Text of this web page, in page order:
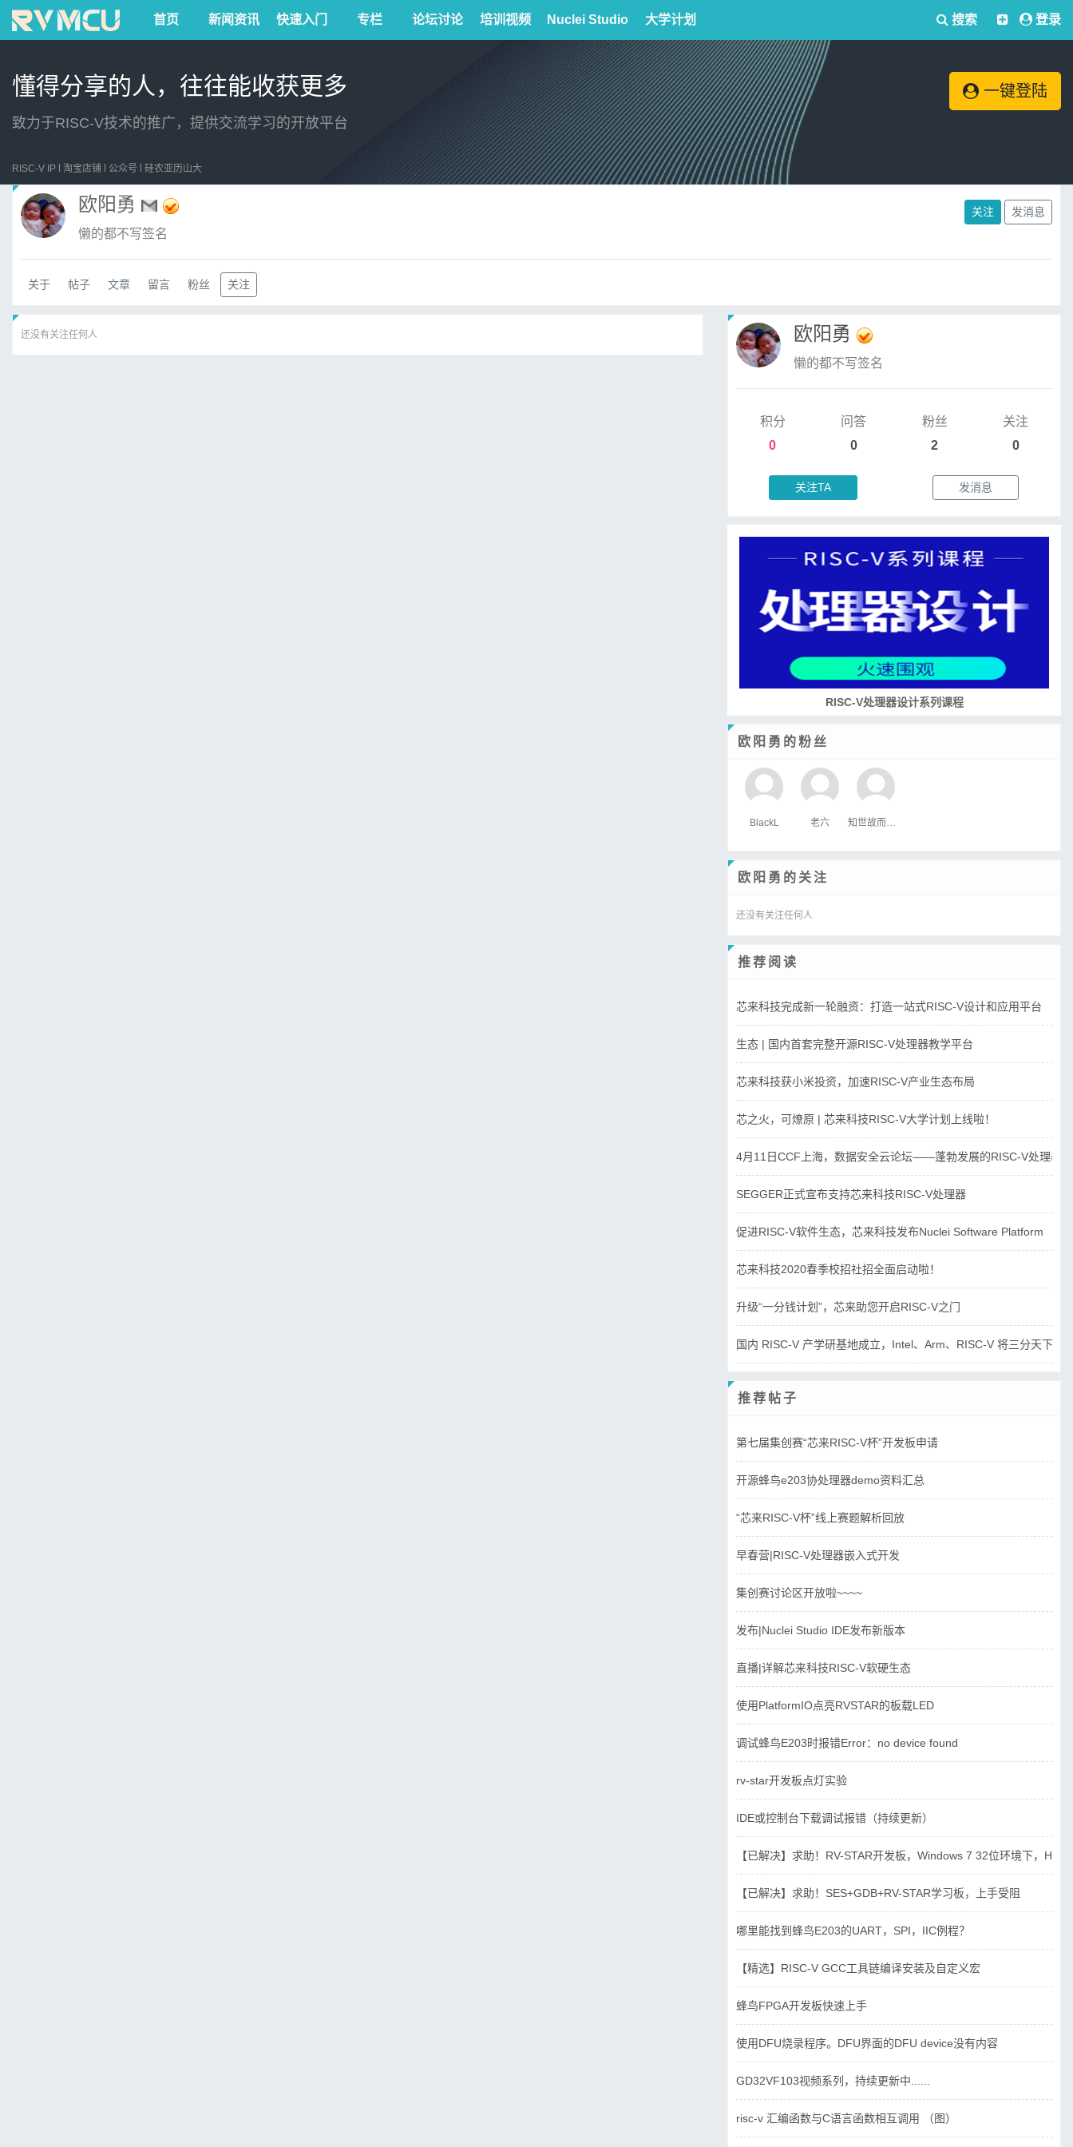
首页 新闻资讯 快速入门 专栏 论坛讨论 培训视频 Nuclei Studio 大学计划 搜索 登录
懂得分享的人，往往能收获更多
致力于RISC-V技术的推广，提供交流学习的开放平台
一键登陆
RISC-V IP 淘宝店铺 公众号 硅农亚历山大
欧阳勇
懒的都不写签名
关注 发消息
关于 帖子 文章 留言 粉丝 关注
还没有关注任何人 欧阳勇
懒的都不写签名
积分
0
问答
0
粉丝
2
关注
0
关注TA 发消息
RISC-V处理器设计系列课程
欧阳勇的粉丝
BlackL 老六
欧阳勇的关注
还没有关注任何人
推荐阅读
芯来科技完成新一轮融资：打造一站式RISC-V设计和应用平台
生态 | 国内首套完整开源RISC-V处理器教学平台
芯来科技获小米投资，加速RISC-V产业生态布局
芯之火，可燎原 | 芯来科技RISC-V大学计划上线啦！
4月11日CCF上海，数据安全云论坛——蓬勃发展的RISC-V处理器
SEGGER正式宣布支持芯来科技RISC-V处理器
促进RISC-V软件生态，芯来科技发布Nuclei Software Platform
芯来科技2020春季校招社招全面启动啦！
升级“一分钱计划”，芯来助您开启RISC-V之门
国内 RISC-V 产学研基地成立，Intel、Arm、RISC-V 将三分天下？
推荐帖子
第七届集创赛“芯来RISC-V杯”开发板申请
开源蜂鸟e203协处理器demo资料汇总
“芯来RISC-V杯”线上赛题解析回放
早春营|RISC-V处理器嵌入式开发
集创赛讨论区开放啦~~~~
发布|Nuclei Studio IDE发布新版本
直播|详解芯来科技RISC-V软硬生态
使用PlatformIO点亮RVSTAR的板载LED
调试蜂鸟E203时报错Error：no device found
rv-star开发板点灯实验
IDE或控制台下载调试报错（持续更新）
【已解决】求助！RV-STAR开发板，Windows 7 32位环境下，
【已解决】求助！SES+GDB+RV-STAR学习板，上手受阻
哪里能找到蜂鸟E203的UART，SPI，IIC例程？
【精选】RISC-V GCC工具链编译安装及自定义宏
蜂鸟FPGA开发板快速上手
使用DFU烧录程序。DFU界面的DFU device没有内容
GD32VF103视频系列，持续更新中......
risc-v 汇编函数与C语言函数相互调用 （图）